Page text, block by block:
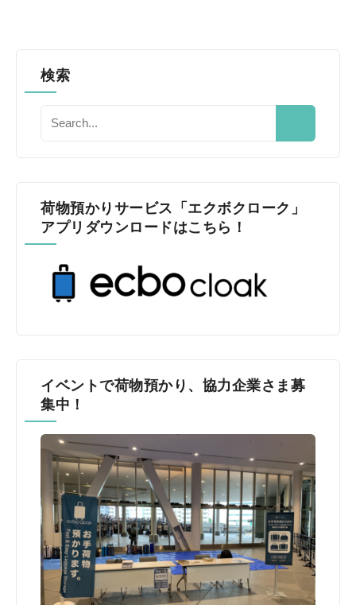
検索
荷物預かりサービス「エクボクローク」
アプリダウンロードはこちら！
イベントで荷物預かり、協力企業さま募
集中！